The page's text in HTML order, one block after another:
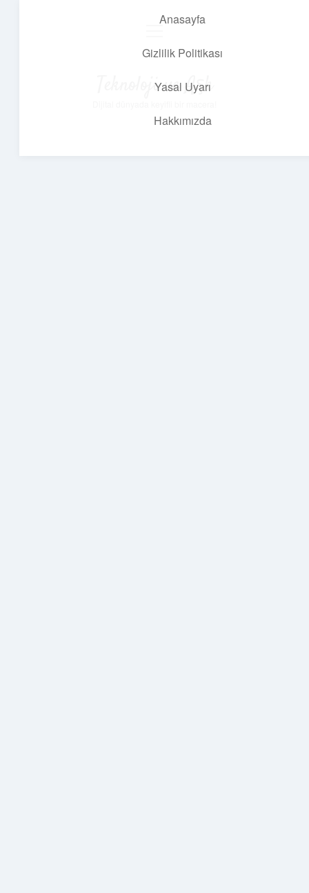
Anasayfa
Gizlilik Politikası
Yasal Uyarı
Hakkımızda
Teknoloji ve Aşk